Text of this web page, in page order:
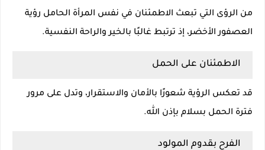
من الرؤى التي تبعث الاطمئنان في نفس المرأة الحامل رؤية
العصفور الأخضر، إذ ترتبط غالبًا بالخير والراحة النفسية.
الاطمئنان على الحمل
قد تعكس الرؤية شعورًا بالأمان والاستقرار، وتدل على مرور
فترة الحمل بسلام بإذن الله.
الفرح بقدوم المولود